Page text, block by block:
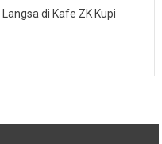
di Kafe ZK Kupi